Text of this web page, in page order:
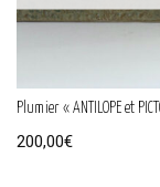
Plumier « ANTILOPE et
200,00€